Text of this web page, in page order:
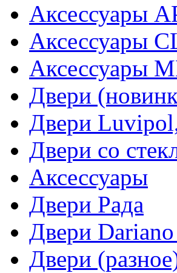
Аксессуары
Аксессуары
Аксессуары
Двери
Двери
Двери со
Аксессуары
Двери Рада
Двери
Двери